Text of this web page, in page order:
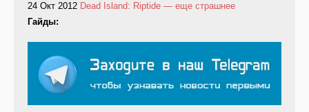
24 Окт 2012 Dead Island: Riptide — еще страшнее
Гайды: